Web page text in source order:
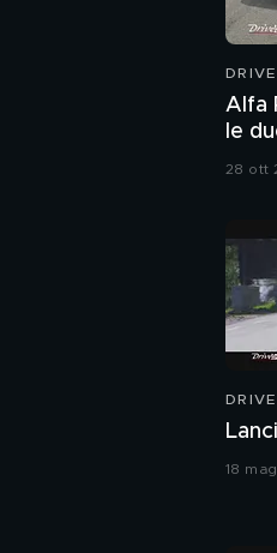
Alfa
le
28 ott
18